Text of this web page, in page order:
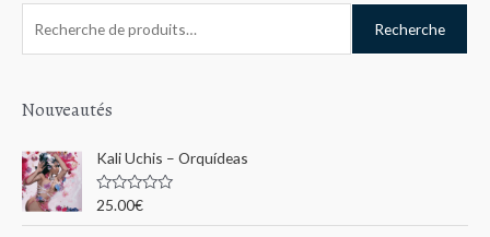
h
r
c
h
Recherche
Nouveautés
Kali Uchis – Orquídeas
N
25.00€